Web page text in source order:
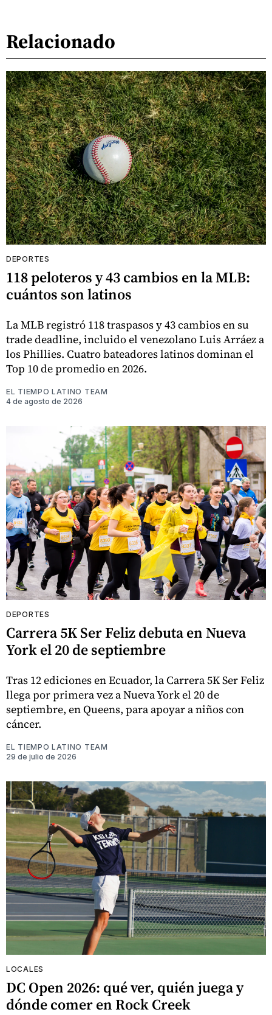
Relacionado
DEPORTES
118 peloteros y 43 cambios en la MLB:
cuántos son latinos
La MLB registró 118 traspasos y 43 cambios en su
trade deadline, incluido el venezolano Luis Arráez a
los Phillies. Cuatro bateadores latinos dominan el
Top 10 de promedio en 2026.
EL TIEMPO LATINO TEAM
4 de agosto de 2026
DEPORTES
Carrera 5K Ser Feliz debuta en Nueva
York el 20 de septiembre
Tras 12 ediciones en Ecuador, la Carrera 5K Ser Feliz
llega por primera vez a Nueva York el 20 de
septiembre, en Queens, para apoyar a niños con
cáncer.
EL TIEMPO LATINO TEAM
29 de julio de 2026
LOCALES
DC Open 2026: qué ver, quién juega y
dónde comer en Rock Creek